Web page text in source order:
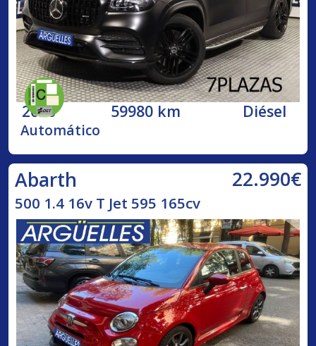
2020 59980 km Diésel
Automático
Abarth 22.990€
500 1.4 16v T Jet 595 165cv